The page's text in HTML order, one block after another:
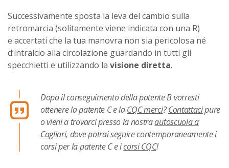
Successivamente sposta la leva del cambio sulla
retromarcia (solitamente viene indicata con una R)
e accertati che la tua manovra non sia pericolosa né
d’intralcio alla circolazione guardando in tutti gli
specchietti e utilizzando la visione diretta.
Dopo il conseguimento della patente B vorresti
ottenere la patente C e laCQC merci?Contattacipure
o vieni a trovarci presso la nostraautoscuola a
Cagliari, dove potrai seguire contemporaneamente i
corsi per la patente C e icorsi CQC!